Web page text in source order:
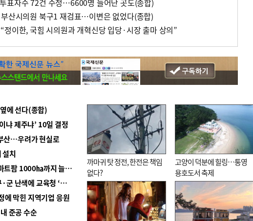
표자수 72건 수정…6600명 늘어난 곳도(종합)
부산시의원 북구1 재검표…이변은 없었다(종합)
정이한, 국힘 시의원과 개혁신당 입당·시장 출마 상의”
에 선다(종합)
냐 제주냐’ 10일 결정
산…우려가 현실로
설치
■ 경남 농정 비전 ‘잘 사는 농촌’…스마트팜 1000㏊까지 늘린다
■ 교육혁신선도지 공모 코앞인데…구·군 난색에 교육청 ‘쩔쩔’
막힌 지역기업 응원
준공 수순
까마귀 탓 정전, 한전은 책임
없다?
고양이 덕분에 힐링…통영
용호도서 축제